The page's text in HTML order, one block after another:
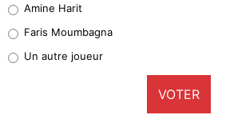
1%
9%
Amine Harit
Faris Moumbagna
Un autre joueur
VOTER